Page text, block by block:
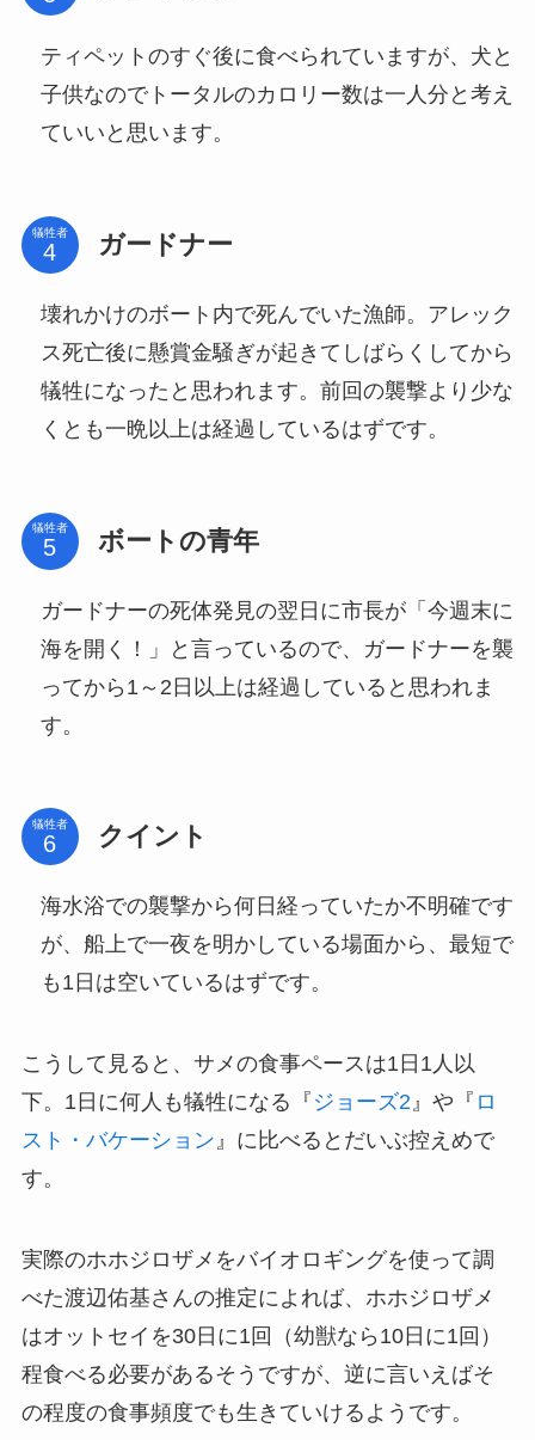
ティペットのすぐ後に食べられていますが、犬と
子供なのでトータルのカロリー数は一人分と考え
ていいと思います。
犠牲者 ガードナー
壊れかけのボート内で死んでいた漁師。アレック
ス死亡後に懸賞金騒ぎが起きてしばらくしてから
犠牲になったと思われます。前回の襲撃より少な
くとも一晩以上は経過しているはずです。
犠牲者 ボートの青年
ガードナーの死体発見の翌日に市長が「今週末に
海を開く！」と言っているので、ガードナーを襲
ってから1～2日以上は経過していると思われま
す。
犠牲者 クイント
海水浴での襲撃から何日経っていたか不明確です
が、船上で一夜を明かしている場面から、最短で
も1日は空いているはずです。
こうして見ると、サメの食事ペースは1日1人以
下。1日に何人も犠牲になる『 ジョーズ2』や『 ロ
スト・バケーション』に比べるとだいぶ控えめで
す。
実際のホホジロザメをバイオロギングを使って調
べた渡辺佑基さんの推定によれば、ホホジロザメ
はオットセイを30日に1回（幼獣なら10日に1回）
程食べる必要があるそうですが、逆に言いえばそ
の程度の食事頻度でも生きていけるようです。